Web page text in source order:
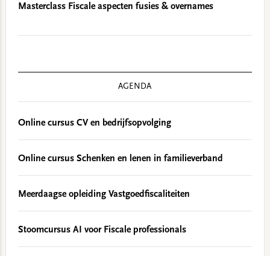
Masterclass Fiscale aspecten fusies & overnames
AGENDA
Online cursus CV en bedrijfsopvolging
Online cursus Schenken en lenen in familieverband
Meerdaagse opleiding Vastgoedfiscaliteiten
Stoomcursus AI voor Fiscale professionals